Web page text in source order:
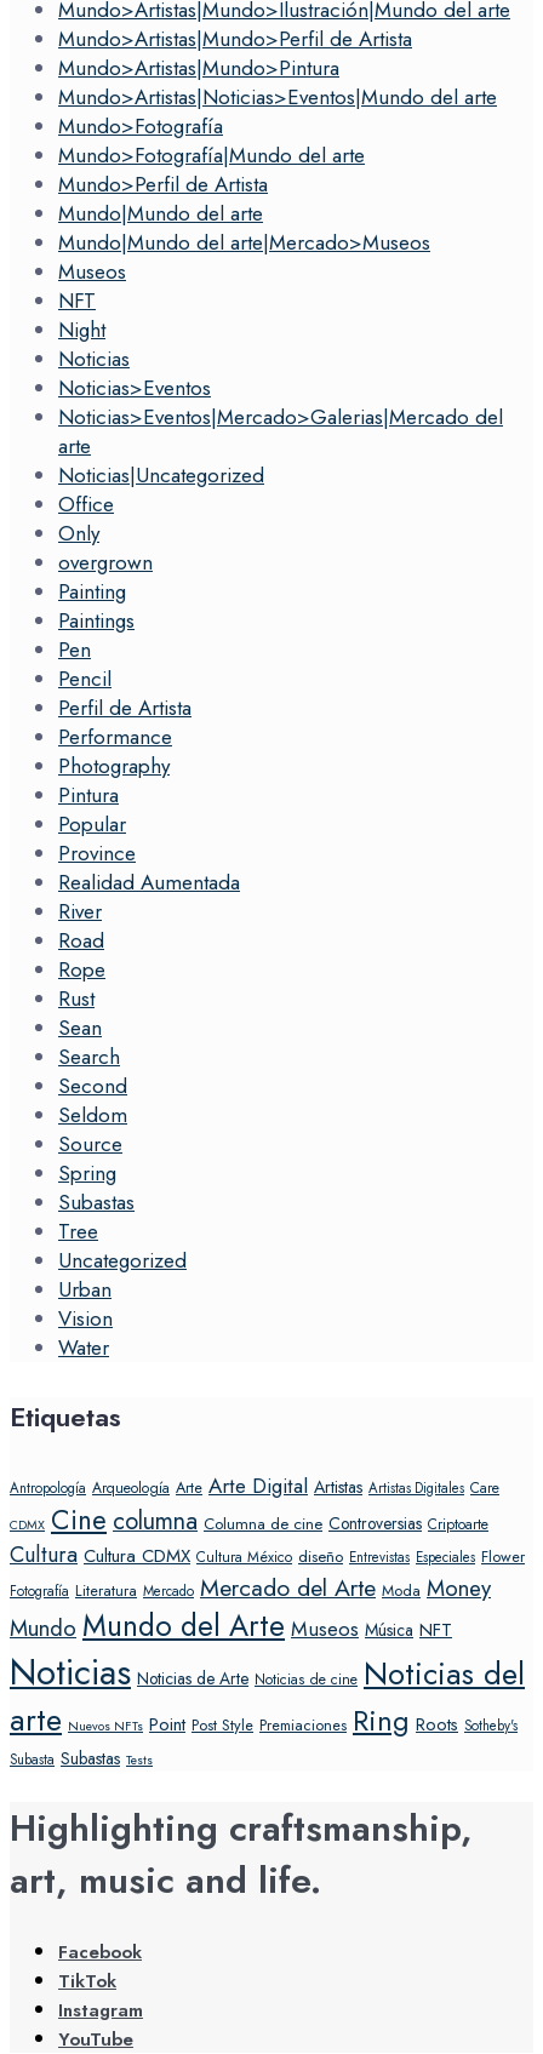
Mundo>Artistas|Mundo>Ilustración|Mundo del arte
Mundo>Artistas|Mundo>Perfil de Artista
Mundo>Artistas|Mundo>Pintura
Mundo>Artistas|Noticias>Eventos|Mundo del arte
Mundo>Fotografía
Mundo>Fotografía|Mundo del arte
Mundo>Perfil de Artista
Mundo|Mundo del arte
Mundo|Mundo del arte|Mercado>Museos
Museos
NFT
Night
Noticias
Noticias>Eventos
Noticias>Eventos|Mercado>Galerias|Mercado del
arte
Noticias|Uncategorized
Office
Only
overgrown
Painting
Paintings
Pen
Pencil
Perfil de Artista
Performance
Photography
Pintura
Popular
Province
Realidad Aumentada
River
Road
Rope
Rust
Sean
Search
Second
Seldom
Source
Spring
Subastas
Tree
Uncategorized
Urban
Vision
Water
Etiquetas
Antropología Arqueología Arte Arte Digital Artistas Artistas Digitales Care
CDMX Cine columna Columna de cine Controversias Criptoarte
Cultura Cultura CDMX Cultura México diseño Entrevistas Especiales Flower
Fotografía Literatura Mercado Mercado del Arte Moda Money
Mundo Mundo del Arte Museos Música NFT
Noticias Noticias de Arte Noticias de cine Noticias del
arte Nuevos NFTs Point Post Style Premiaciones Ring Roots Sotheby's
Subasta Subastas Tests
Highlighting craftsmanship,
art, music and life.
Facebook
TikTok
Instagram
YouTube